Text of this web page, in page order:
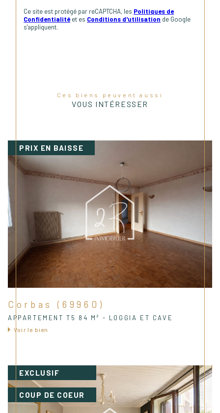
Ce site est protégé par reCAPTCHA, les Politiques de
Confidentialitéet es Conditions d'utilisation de Google
s'appliquent.
Ces biens peuvent aussi
VOUS INTÉRESSER
PRIX EN BAISSE
Corbas (69960)
APPARTEMENT T5 84 M² - LOGGIA ET CAVE
Voir le bien
EXCLUSIF
COUP DE COEUR